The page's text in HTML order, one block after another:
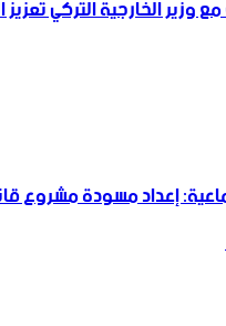
وزير الخارجية التركي
إعداد مسودة مشروع